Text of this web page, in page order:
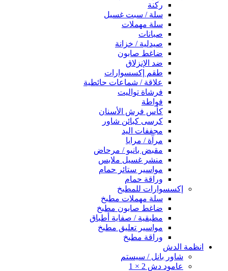
ركنة
سلة / سبت غسيل
سلة مهملات
صبانات
صيدلية / خزانة
ضاغط صابون
ضد الإنزلاق
طقم إكسسوارات
علاقة / شماعات حائطية
فرشاة تواليت
فواطة
كأس فرش الأسنان
كرسى كبائن شاور
مجففات اليد
مرآة / مرايا
مقبض بانيو / مرحاض
منشر غسيل ملابس
مواسير ستائر حمام
وراقة حمام
إكسسوارات للمطبخ
سلة مهملات مطبخ
ضاغط صابون مطبخ
مطبقية / صفاية أطباق
مواسير تعليق مطبخ
وراقة مطبخ
انظمة الدش
شاور بانل / سيستم
عامود دش 2 × 1